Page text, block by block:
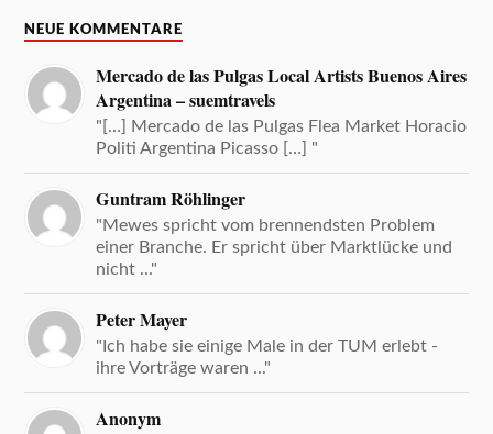
NEUE KOMMENTARE
Mercado de las Pulgas Local Artists Buenos Aires
Argentina – suemtravels
"[…] Mercado de las Pulgas Flea Market Horacio
Politi Argentina Picasso […] "
Guntram Röhlinger
"Mewes spricht vom brennendsten Problem
einer Branche. Er spricht über Marktlücke und
nicht ..."
Peter Mayer
"Ich habe sie einige Male in der TUM erlebt -
ihre Vorträge waren ..."
Anonym